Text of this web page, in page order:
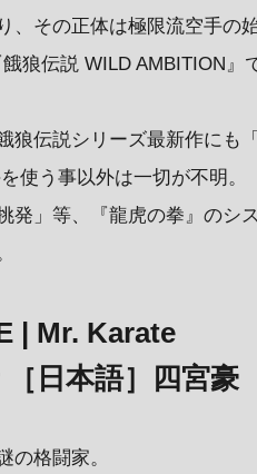
、その正体は極限流空手の
狼伝説 WILD AMBITION』
狼伝説シリーズ最新作にも
使う事以外は一切が不明。
発」等、『龍虎の拳』の
| Mr. Karate
日本語］四宮豪
の格闘家。